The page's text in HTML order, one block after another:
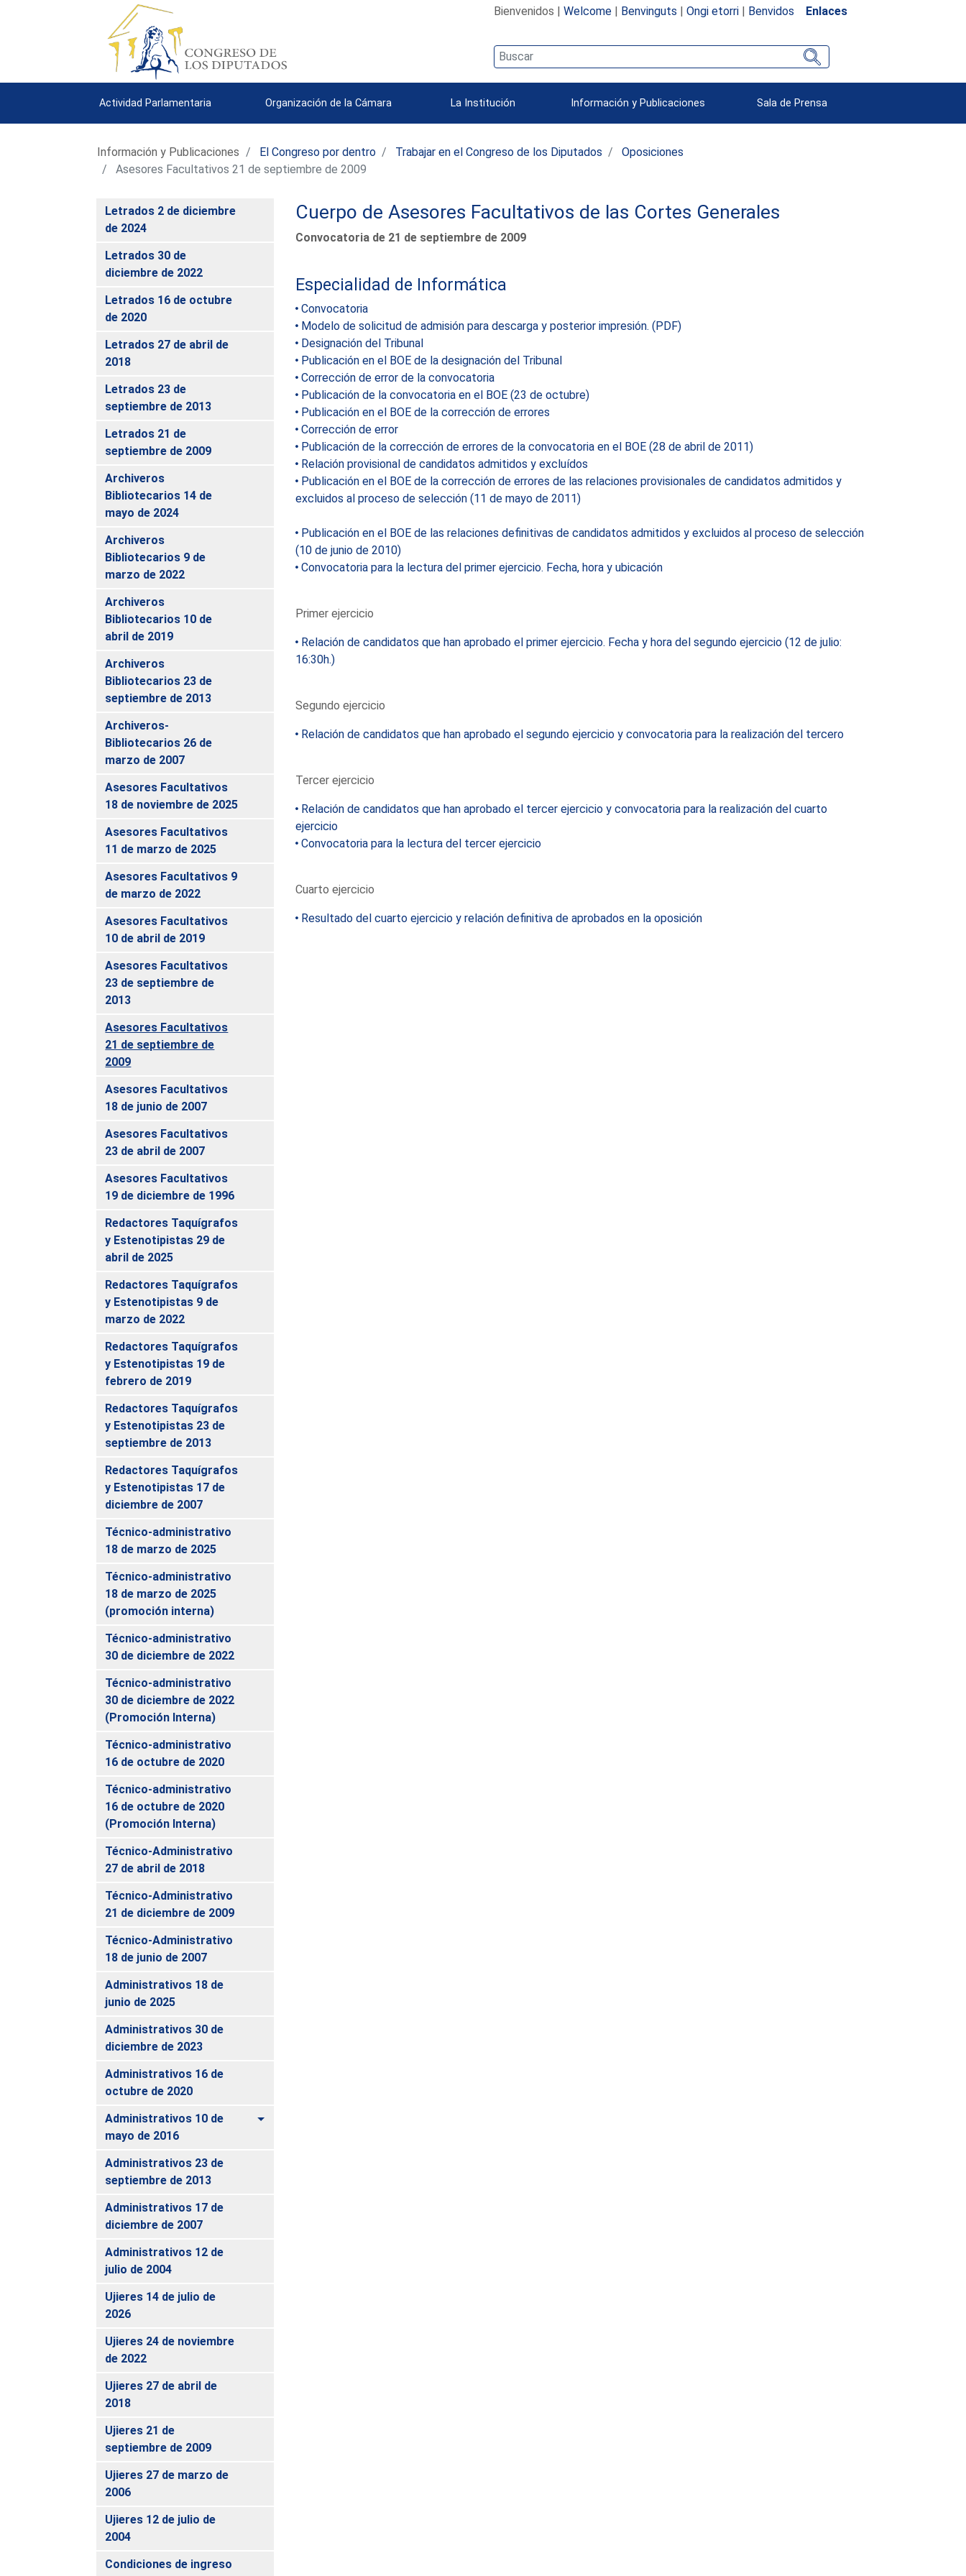
Bienvenidos | Welcome| Benvinguts | Ongi etorri| Benvidos Enlaces
Actividad Parlamentaria Organización de la Cámara La Institución Información y Publicaciones Sala de Prensa
Información y Publicaciones El Congreso por dentro Trabajar en el Congreso de los Diputados
Oposiciones
Asesores Facultativos 21 de septiembre de 2009
Letrados 2 de diciembre
de 2024
Letrados 30 de
diciembre de 2022
Letrados 16 de octubre
de 2020
Letrados 27 de abril de
2018
Letrados 23 de
septiembre de 2013
Letrados 21 de
septiembre de 2009
Archiveros
Bibliotecarios 14 de
mayo de 2024
Archiveros
Bibliotecarios 9 de
marzo de 2022
Archiveros
Bibliotecarios 10 de
abril de 2019
Archiveros
Bibliotecarios 23 de
septiembre de 2013
Archiveros-
Bibliotecarios 26 de
marzo de 2007
Asesores Facultativos
18 de noviembre de 2025
Asesores Facultativos
11 de marzo de 2025
Asesores Facultativos 9
de marzo de 2022
Asesores Facultativos
10 de abril de 2019
Asesores Facultativos
23 de septiembre de
2013
Asesores Facultativos
21 de septiembre de
2009
Asesores Facultativos
18 de junio de 2007
Asesores Facultativos
23 de abril de 2007
Asesores Facultativos
19 de diciembre de 1996
Redactores Taquígrafos
y Estenotipistas 29 de
abril de 2025
Redactores Taquígrafos
y Estenotipistas 9 de
marzo de 2022
Redactores Taquígrafos
y Estenotipistas 19 de
febrero de 2019
Redactores Taquígrafos
y Estenotipistas 23 de
septiembre de 2013
Redactores Taquígrafos
y Estenotipistas 17 de
diciembre de 2007
Técnico-administrativo
18 de marzo de 2025
Técnico-administrativo
18 de marzo de 2025
(promoción interna)
Técnico-administrativo
30 de diciembre de 2022
Técnico-administrativo
30 de diciembre de 2022
(Promoción Interna)
Técnico-administrativo
16 de octubre de 2020
Técnico-administrativo
16 de octubre de 2020
(Promoción Interna)
Técnico-Administrativo
27 de abril de 2018
Técnico-Administrativo
21 de diciembre de 2009
Técnico-Administrativo
18 de junio de 2007
Administrativos 18 de
junio de 2025
Administrativos 30 de
diciembre de 2023
Administrativos 16 de
octubre de 2020
Administrativos 10 de
mayo de 2016
Alternar
Administrativos 23 de
septiembre de 2013
Administrativos 17 de
diciembre de 2007
Administrativos 12 de
julio de 2004
Ujieres 14 de julio de
2026
Ujieres 24 de noviembre
de 2022
Ujieres 27 de abril de
2018
Ujieres 21 de
septiembre de 2009
Ujieres 27 de marzo de
2006
Ujieres 12 de julio de
2004
Condiciones de ingreso
Cuerpo de Asesores Facultativos de las Cortes Generales
Convocatoria de 21 de septiembre de 2009
Especialidad de Informática
Convocatoria
Modelo de solicitud de admisión para descarga y posterior impresión. (PDF)
Designación del Tribunal
Publicación en el BOE de la designación del Tribunal
Corrección de error de la convocatoria
Publicación de la convocatoria en el BOE (23 de octubre)
Publicación en el BOE de la corrección de errores
Corrección de error
Publicación de la corrección de errores de la convocatoria en el BOE (28 de abril de 2011)
Relación provisional de candidatos admitidos y excluídos
Publicación en el BOE de la corrección de errores de las relaciones provisionales de candidatos admitidos y
excluidos al proceso de selección (11 de mayo de 2011)
Publicación en el BOE de las relaciones definitivas de candidatos admitidos y excluidos al proceso de selección
(10 de junio de 2010)
Convocatoria para la lectura del primer ejercicio. Fecha, hora y ubicación
Primer ejercicio
Relación de candidatos que han aprobado el primer ejercicio. Fecha y hora del segundo ejercicio (12 de julio:
16:30h.)
Segundo ejercicio
Relación de candidatos que han aprobado el segundo ejercicio y convocatoria para la realización del tercero
Tercer ejercicio
Relación de candidatos que han aprobado el tercer ejercicio y convocatoria para la realización del cuarto
ejercicio
Convocatoria para la lectura del tercer ejercicio
Cuarto ejercicio
Resultado del cuarto ejercicio y relación definitiva de aprobados en la oposición